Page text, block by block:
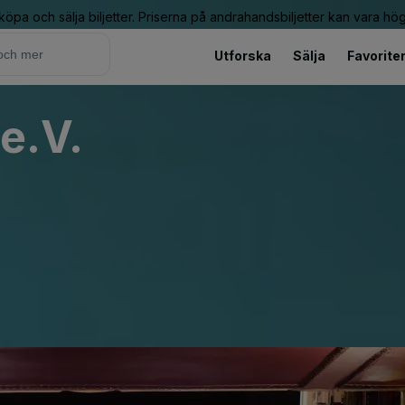
och sälja biljetter. Priserna på andrahandsbiljetter kan vara
Utforska Sälja Favoriter